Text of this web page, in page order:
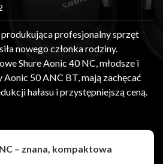
produkująca profesjonalny sprzęt
nowego członka rodziny.
Shure Aonic 40 NC, młodsze i
50 ANC BT, mają zachęcać
hałasu i przystępniejszą ceną.
– znana, kompaktowa